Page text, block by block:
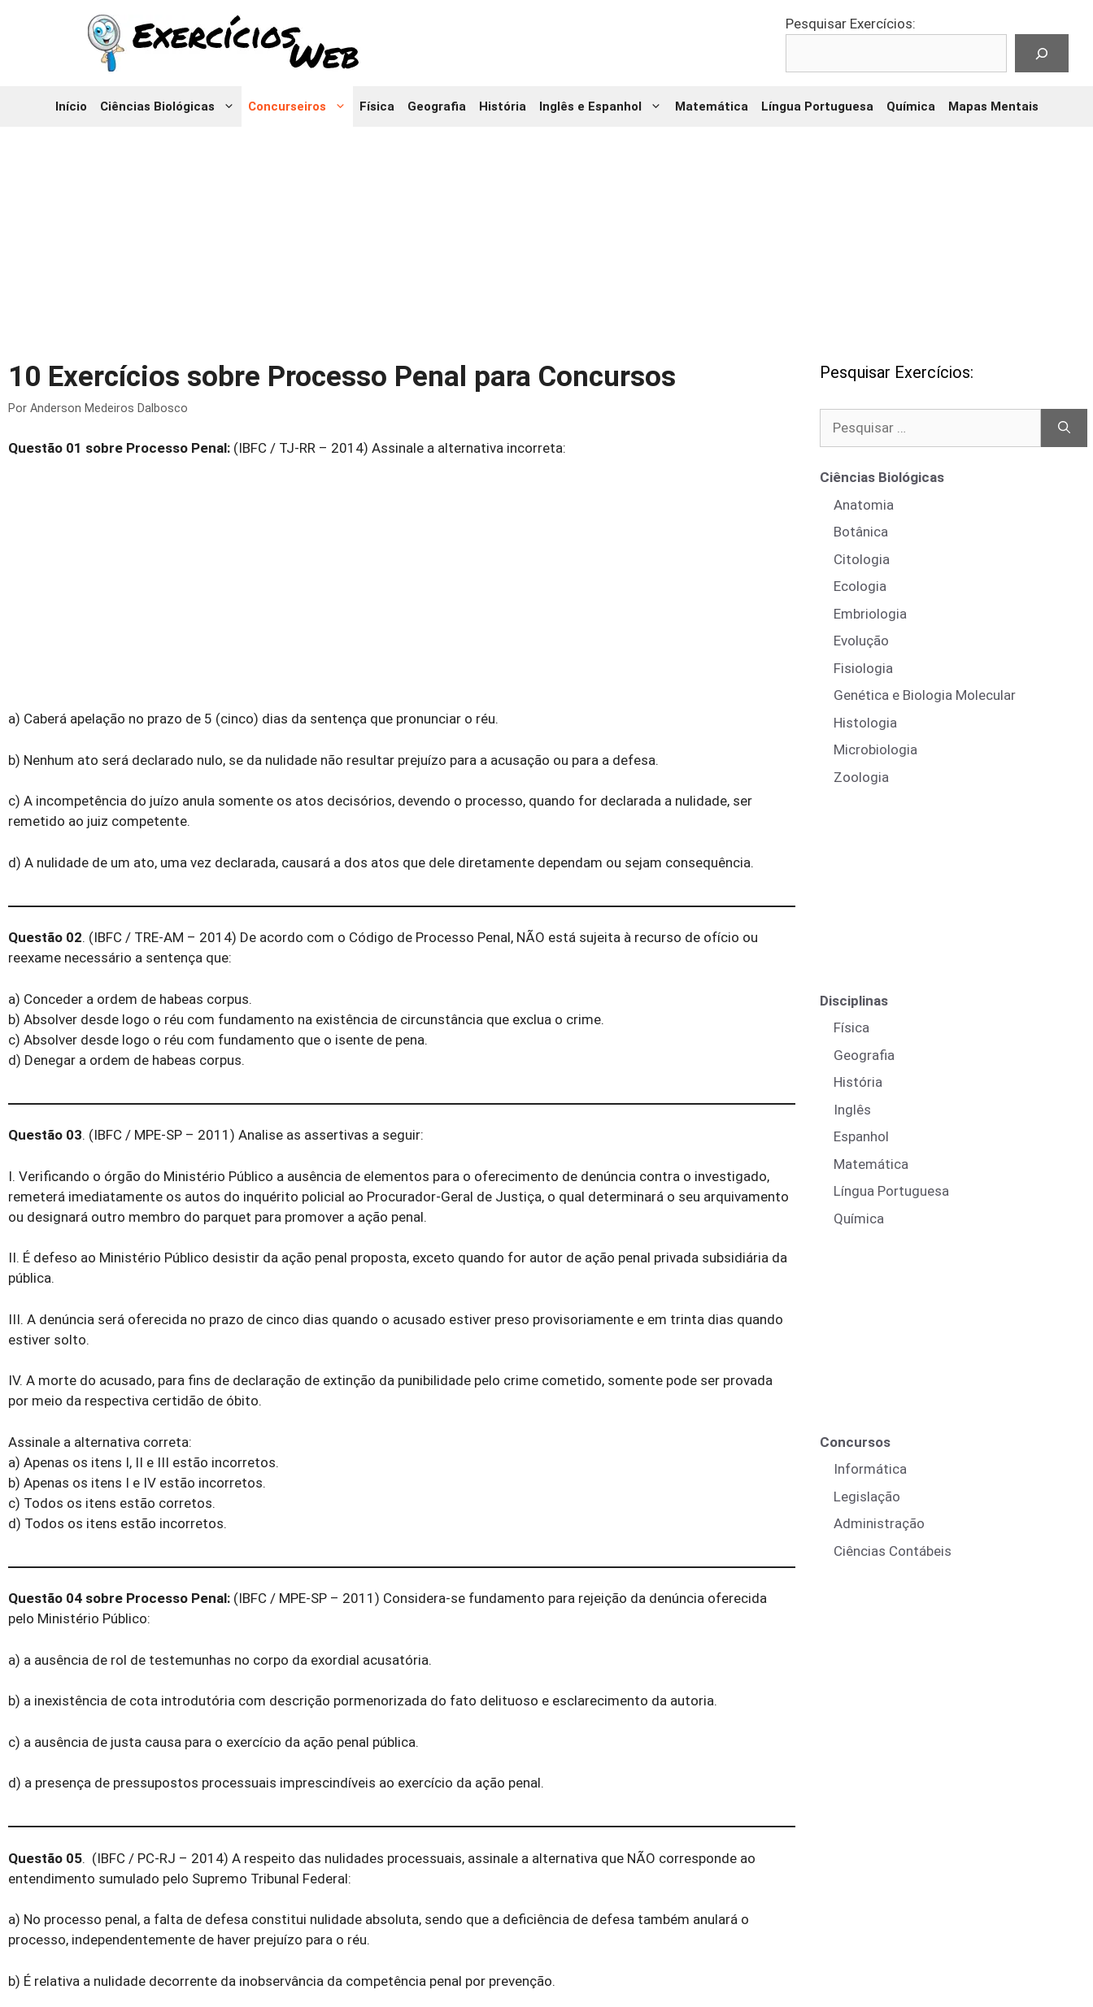
Pesquisar Exercícios:
Início Ciências Biológicas Concurseiros Física Geografia História Inglês e Espanhol Matemática Língua Portuguesa Química Mapas Mentais
10 Exercícios sobre Processo Penal para Concursos
Por Anderson Medeiros Dalbosco
Questão 01 sobre Processo Penal: (IBFC / TJ-RR – 2014) Assinale a alternativa incorreta:
a) Caberá apelação no prazo de 5 (cinco) dias da sentença que pronunciar o réu.
b) Nenhum ato será declarado nulo, se da nulidade não resultar prejuízo para a acusação ou para a defesa.
c) A incompetência do juízo anula somente os atos decisórios, devendo o processo, quando for declarada a nulidade, ser
remetido ao juiz competente.
d) A nulidade de um ato, uma vez declarada, causará a dos atos que dele diretamente dependam ou sejam consequência.
Questão 02. (IBFC / TRE-AM – 2014) De acordo com o Código de Processo Penal, NÃO está sujeita à recurso de ofício ou
reexame necessário a sentença que:
a) Conceder a ordem de habeas corpus.
b) Absolver desde logo o réu com fundamento na existência de circunstância que exclua o crime.
c) Absolver desde logo o réu com fundamento que o isente de pena.
d) Denegar a ordem de habeas corpus.
Questão 03. (IBFC / MPE-SP – 2011) Analise as assertivas a seguir:
I. Verificando o órgão do Ministério Público a ausência de elementos para o oferecimento de denúncia contra o investigado,
remeterá imediatamente os autos do inquérito policial ao Procurador-Geral de Justiça, o qual determinará o seu arquivamento
ou designará outro membro do parquet para promover a ação penal.
II. É defeso ao Ministério Público desistir da ação penal proposta, exceto quando for autor de ação penal privada subsidiária da
pública.
III. A denúncia será oferecida no prazo de cinco dias quando o acusado estiver preso provisoriamente e em trinta dias quando
estiver solto.
IV. A morte do acusado, para fins de declaração de extinção da punibilidade pelo crime cometido, somente pode ser provada
por meio da respectiva certidão de óbito.
Assinale a alternativa correta:
a) Apenas os itens I, II e III estão incorretos.
b) Apenas os itens I e IV estão incorretos.
c) Todos os itens estão corretos.
d) Todos os itens estão incorretos.
Questão 04 sobre Processo Penal: (IBFC / MPE-SP – 2011) Considera-se fundamento para rejeição da denúncia oferecida
pelo Ministério Público:
a) a ausência de rol de testemunhas no corpo da exordial acusatória.
b) a inexistência de cota introdutória com descrição pormenorizada do fato delituoso e esclarecimento da autoria.
c) a ausência de justa causa para o exercício da ação penal pública.
d) a presença de pressupostos processuais imprescindíveis ao exercício da ação penal.
Questão 05. (IBFC / PC-RJ – 2014) A respeito das nulidades processuais, assinale a alternativa que NÃO corresponde ao
entendimento sumulado pelo Supremo Tribunal Federal:
a) No processo penal, a falta de defesa constitui nulidade absoluta, sendo que a deficiência de defesa também anulará o
processo, independentemente de haver prejuízo para o réu.
b) É relativa a nulidade decorrente da inobservância da competência penal por prevenção.
Pesquisar Exercícios:
Ciências Biológicas
Anatomia
Botânica
Citologia
Ecologia
Embriologia
Evolução
Fisiologia
Genética e Biologia Molecular
Histologia
Microbiologia
Zoologia
Disciplinas
Física
Geografia
História
Inglês
Espanhol
Matemática
Língua Portuguesa
Química
Concursos
Informática
Legislação
Administração
Ciências Contábeis